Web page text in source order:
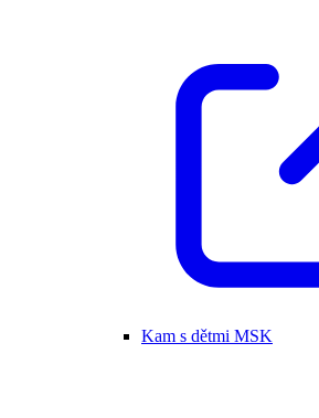
Kam s dětmi MSK